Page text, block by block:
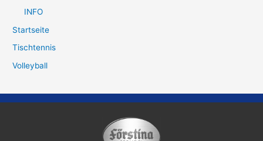
INFO
Startseite
Tischtennis
Volleyball